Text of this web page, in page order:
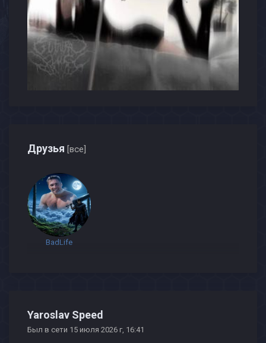
Друзья [все]
BadLife
Yaroslav Speed
Был в сети 15 июля 2026 г, 16:41